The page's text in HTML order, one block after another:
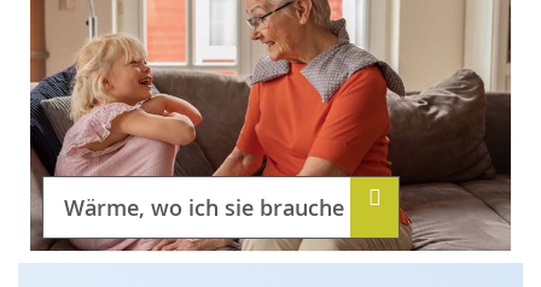
Wärme, wo ich sie brauche